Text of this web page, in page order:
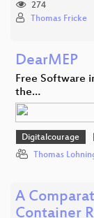
274
Thomas Fricke
DearMEP
Free Software
the…
Digitalcourage
Thomas
A
Container